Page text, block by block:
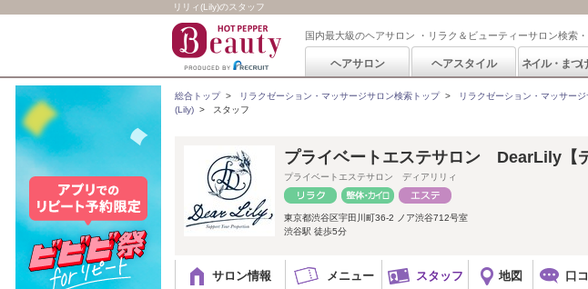
リリィ(Lily)のスタッフ
国内最大級のヘアサロン ・リラク＆ビューティーサロン検索
ヘアサロン ヘアスタイル ネイル・まつ
総合トップ> リラクゼーション・マッサージサロン検索トップ> リラクゼーション・マッサー
(Lily) > スタッフ
プライベートエステサロン DearLily【
プライベートエステサロン ディアリリィ
東京都渋谷区宇田川町36-2 ノア渋谷712号室
渋谷駅 徒歩5分
サロン情報 メニュー スタッフ 地図 口